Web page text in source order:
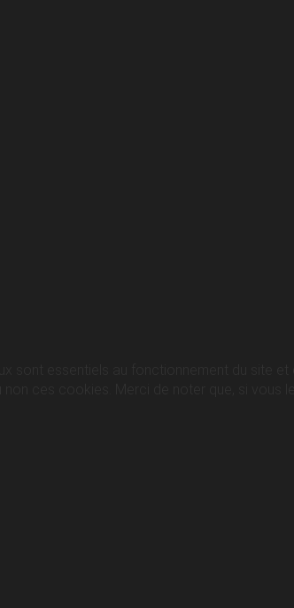
sont essentiels au fonctionnement du site
ces cookies. Merci de noter que, si vous